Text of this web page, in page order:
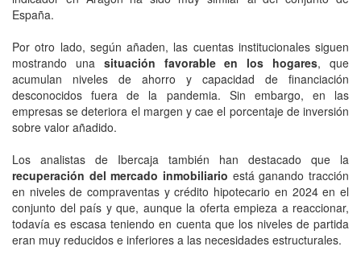
España.
Por otro lado, según añaden, las cuentas institucionales siguen
mostrando una situación favorable en los hogares, que
acumulan niveles de ahorro y capacidad de financiación
desconocidos fuera de la pandemia. Sin embargo, en las
empresas se deteriora el margen y cae el porcentaje de inversión
sobre valor añadido.
Los analistas de Ibercaja también han destacado que la
recuperación del mercado inmobiliario está ganando tracción
en niveles de compraventas y crédito hipotecario en 2024 en el
conjunto del país y que, aunque la oferta empieza a reaccionar,
todavía es escasa teniendo en cuenta que los niveles de partida
eran muy reducidos e inferiores a las necesidades estructurales.